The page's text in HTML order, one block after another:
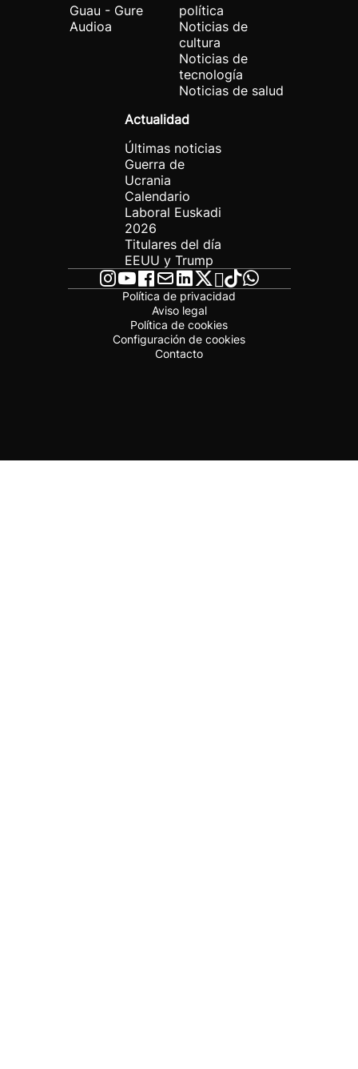
Guau - Gure
Audioa
política
Noticias de
cultura
Noticias de
tecnología
Noticias de salud
Actualidad
Últimas noticias
Guerra de
Ucrania
Calendario
Laboral Euskadi
2026
Titulares del día
EEUU y Trump
Política de privacidad
Aviso legal
Política de cookies
Configuración de cookies
Contacto